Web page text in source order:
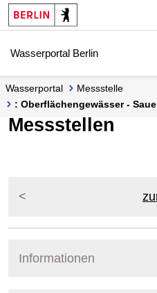
Springe zur Navigation
Springe zum Inhalt
Wasserportal Berlin
Wasserportal
Messstelle
: Oberflächengewässer -
Messstellen
Informationen